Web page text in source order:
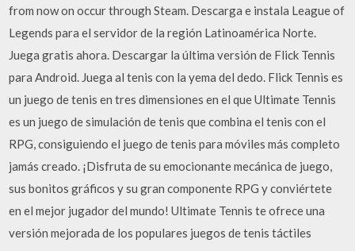
from now on occur through Steam. Descarga e instala League of
Legends para el servidor de la región Latinoamérica Norte.
Juega gratis ahora. Descargar la última versión de Flick Tennis
para Android. Juega al tenis con la yema del dedo. Flick Tennis es
un juego de tenis en tres dimensiones en el que Ultimate Tennis
es un juego de simulación de tenis que combina el tenis con el
RPG, consiguiendo el juego de tenis para móviles más completo
jamás creado. ¡Disfruta de su emocionante mecánica de juego,
sus bonitos gráficos y su gran componente RPG y conviértete
en el mejor jugador del mundo! Ultimate Tennis te ofrece una
versión mejorada de los populares juegos de tenis táctiles